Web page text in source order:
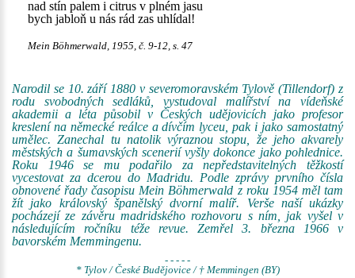
nad stín palem i citrus v plném jasu
bych jabloň u nás rád zas uhlídal!
Mein Böhmerwald, 1955, č. 9-12, s. 47
Narodil se 10. září 1880 v severomoravském Tylově (Tillendorf) z
rodu svobodných sedláků, vystudoval malířství na vídeňské
akademii a léta působil v Českých udějovicích jako profesor
kreslení na německé reálce a dívčím lyceu, pak i jako samostatný
umělec. Zanechal tu natolik výraznou stopu, že jeho akvarely
městských a šumavských scenerií vyšly dokonce jako pohlednice.
Roku 1946 se mu podařilo za nepředstavitelných těžkostí
vycestovat za dcerou do Madridu. Podle zprávy prvního čísla
obnovené řady časopisu Mein Böhmerwald z roku 1954 měl tam
žít jako královský španělský dvorní malíř. Verše naší ukázky
pocházejí ze závěru madridského rozhovoru s ním, jak vyšel v
následujícím ročníku téže revue. Zemřel 3. března 1966 v
bavorském Memmingenu.
- - - - -
* Tylov / České Budějovice / † Memmingen (BY)